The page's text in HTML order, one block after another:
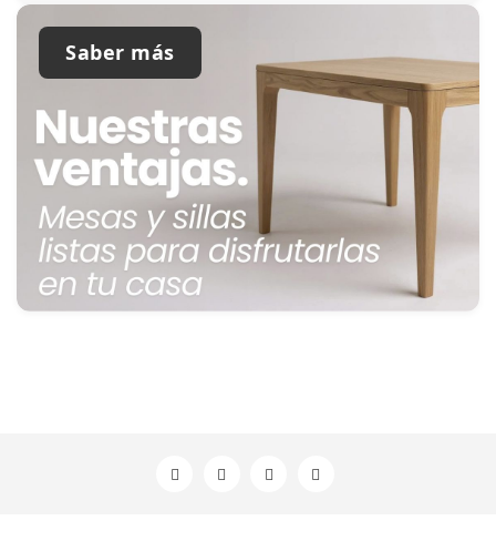
Saber más